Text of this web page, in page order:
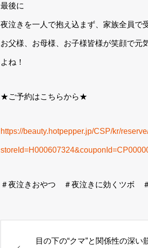
最後に
夜泣きを一人で抱え込まず、家族全員で
お父様、お母様、お子様皆様が笑顔で元
よね！
★ご予約はこちらから★
https://beauty.hotpepper.jp/CSP/kr/
＃夜泣きおやつ ＃夜泣きに効くツボ
目の下の“クマ”と関係性の深い